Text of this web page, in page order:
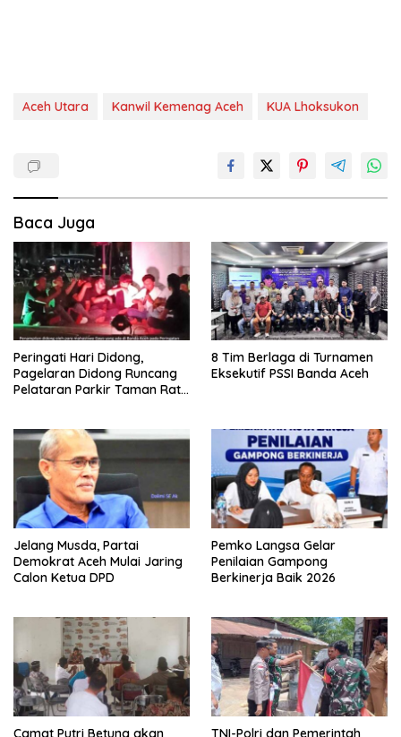
Aceh Utara Kanwil Kemenag Aceh KUA Lhoksukon
Baca Juga
Peringati Hari Didong,
Pagelaran Didong Runcang
Pelataran Parkir Taman Ratu
8 Tim Berlaga di Turnamen
Eksekutif PSSI Banda Aceh
Jelang Musda, Partai
Demokrat Aceh Mulai Jaring
Calon Ketua DPD
Pemko Langsa Gelar
Penilaian Gampong
Berkinerja Baik 2026
Camat Putri Betung akan
TNI-Polri dan Pemerintah